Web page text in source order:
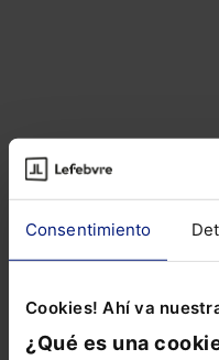
Consentimiento
Cookies! Ahí va
¿Qué es una